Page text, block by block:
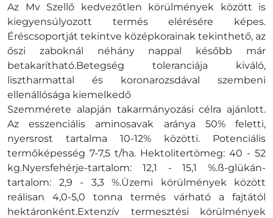
Az Mv Szellő kedvezőtlen körülmények között is
kiegyensúlyozott termés elérésére képes.
Éréscsoportját tekintve középkorainak tekinthető, az
őszi zaboknál néhány nappal később már
betakarítható.Betegség toleranciája kiváló,
lisztharmattal és koronarozsdával szembeni
ellenállósága kiemelkedő
Szemmérete alapján takarmányozási célra ajánlott.
Az esszenciális aminosavak aránya 50% feletti,
nyersrost tartalma 10-12% közötti. Potenciális
termőképesség 7-7,5 t/ha. Hektolitertömeg: 40 - 52
kg.Nyersfehérje-tartalom: 12,1 - 15,1 %.ß-glükán-
tartalom: 2,9 - 3,3 %.Üzemi körülmények között
reálisan 4,0-5,0 tonna termés várható a fajtától
hektáronként.Extenzív termesztési körülmények